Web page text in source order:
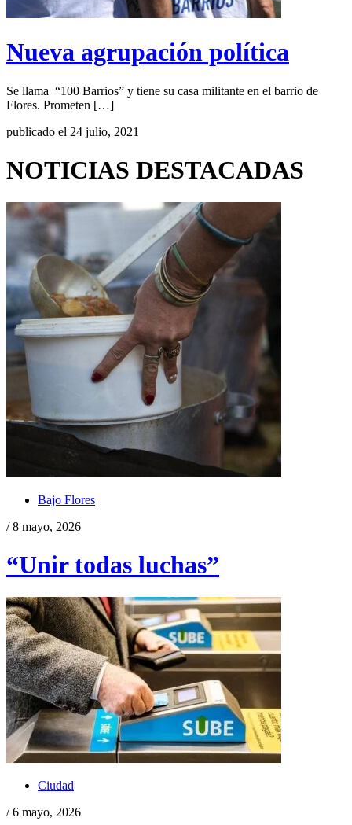
Nueva agrupación política
Se llama “100 Barrios” y tiene su casa militante en el barrio de
Flores. Prometen […]
publicado el 24 julio, 2021
NOTICIAS DESTACADAS
Bajo Flores
/ 8 mayo, 2026
“Unir todas luchas”
Ciudad
/ 6 mayo, 2026